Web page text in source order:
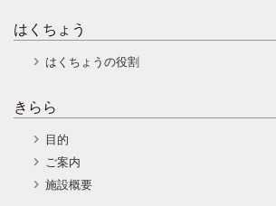
はくちょう
はくちょうの役割
きらら
目的
ご案内
施設概要